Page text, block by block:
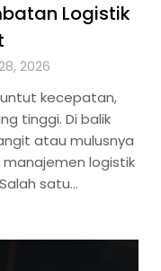
Logistik
2026
kecepatan,
tinggi. Di balik
atau mulusnya
logistik
satu…